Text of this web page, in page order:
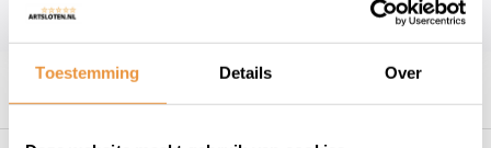
Toestemming Details Over
Filters